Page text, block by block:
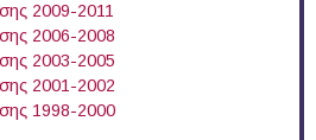
2009-2011
2006-2008
2003-2005
2001-2002
1998-2000